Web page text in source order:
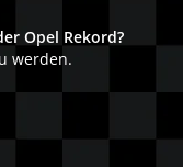
Opel Rekord?
werden.